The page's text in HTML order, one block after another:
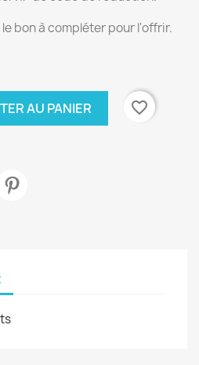
bon à compléter pour l'offrir.
AU PANIER
favorite_border